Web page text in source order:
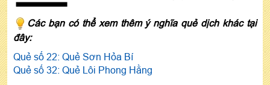
Các bạn có thể xem thêm ý nghĩa quẻ dịch khác tại
đây:
Quẻ số 22: Quẻ Sơn Hỏa Bí
Quẻ số 32: Quẻ Lôi Phong Hằng